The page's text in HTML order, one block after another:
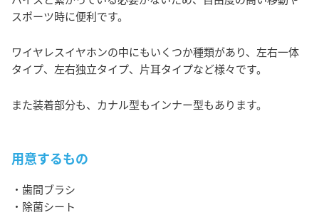
スポーツ時に便利です。
ワイヤレスイヤホンの中にもいくつか種類があり、左右一体
タイプ、左右独立タイプ、片耳タイプなど様々です。
また装着部分も、カナル型もインナー型もあります。
用意するもの
・歯間ブラシ
・除菌シート